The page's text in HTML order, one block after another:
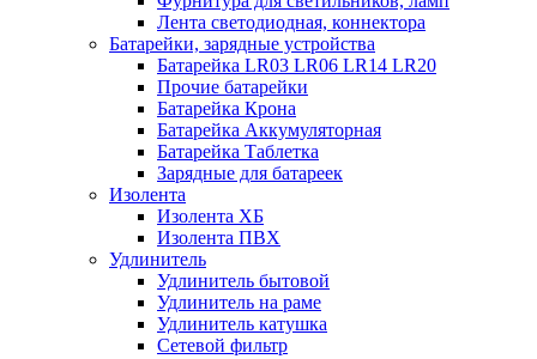
Лента светодиодная, коннектора
Батарейки, зарядные устройства
Батарейка LR03 LR06 LR14 LR20
Прочие батарейки
Батарейка Крона
Батарейка Аккумуляторная
Батарейка Таблетка
Зарядные для батареек
Изолента
Изолента ХБ
Изолента ПВХ
Удлинитель
Удлинитель бытовой
Удлинитель на раме
Удлинитель катушка
Сетевой фильтр